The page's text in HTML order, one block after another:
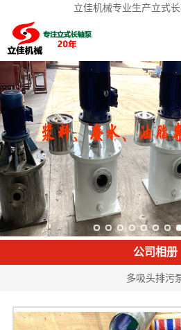
立佳机械专业生产立式
公司相册
多吸头排污